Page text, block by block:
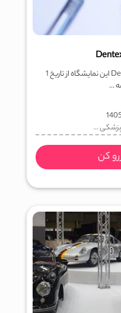
نمایشگاه تجهیزات دندانپزشکی Dentex این نمایشگاه از تاریخ 1
...
کن